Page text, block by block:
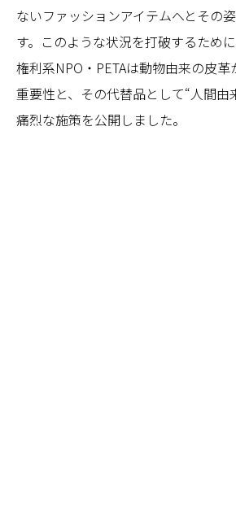
ないファッションアイテムへとその
す。このような状況を打破するため
権利系NPO・PETAは動物由来の皮
重要性と、その代替品として“人間由
痛烈な施策を公開しました。